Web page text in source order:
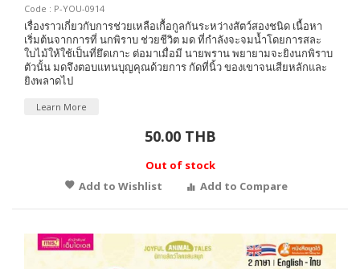
Code : P-YOU-0914
เรื่องราวเกี่ยวกับการช่วยเหลือเกื้อกูลกันระหว่างสัตว์สองชนิด เนื้อหา
เริ่มต้นจากการที่ นกพิราบ ช่วยชีวิต มด ที่กำลังจะจมน้ำโดยการสละ
ใบไม้ให้ใช้เป็นที่ยึดเกาะ ต่อมาเมื่อมี นายพราน พยายามจะยิงนกพิราบ
ตัวนั้น มดจึงตอบแทนบุญคุณด้วยการ กัดที่นิ้ว ของเขาจนเสียหลักและ
ยิงพลาดไป
Learn More
50.00 THB
Out of stock
Add to Wishlist
Add to Compare